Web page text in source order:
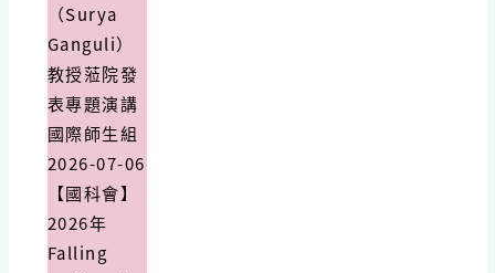
（Surya
Ganguli）
教授蒞院發
表專題演講
國際師生組
2026-07-06
【國科會】
2026年
Falling